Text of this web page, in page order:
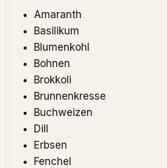
Amaranth
Basilikum
Blumenkohl
Bohnen
Brokkoli
Brunnenkresse
Buchweizen
Dill
Erbsen
Fenchel